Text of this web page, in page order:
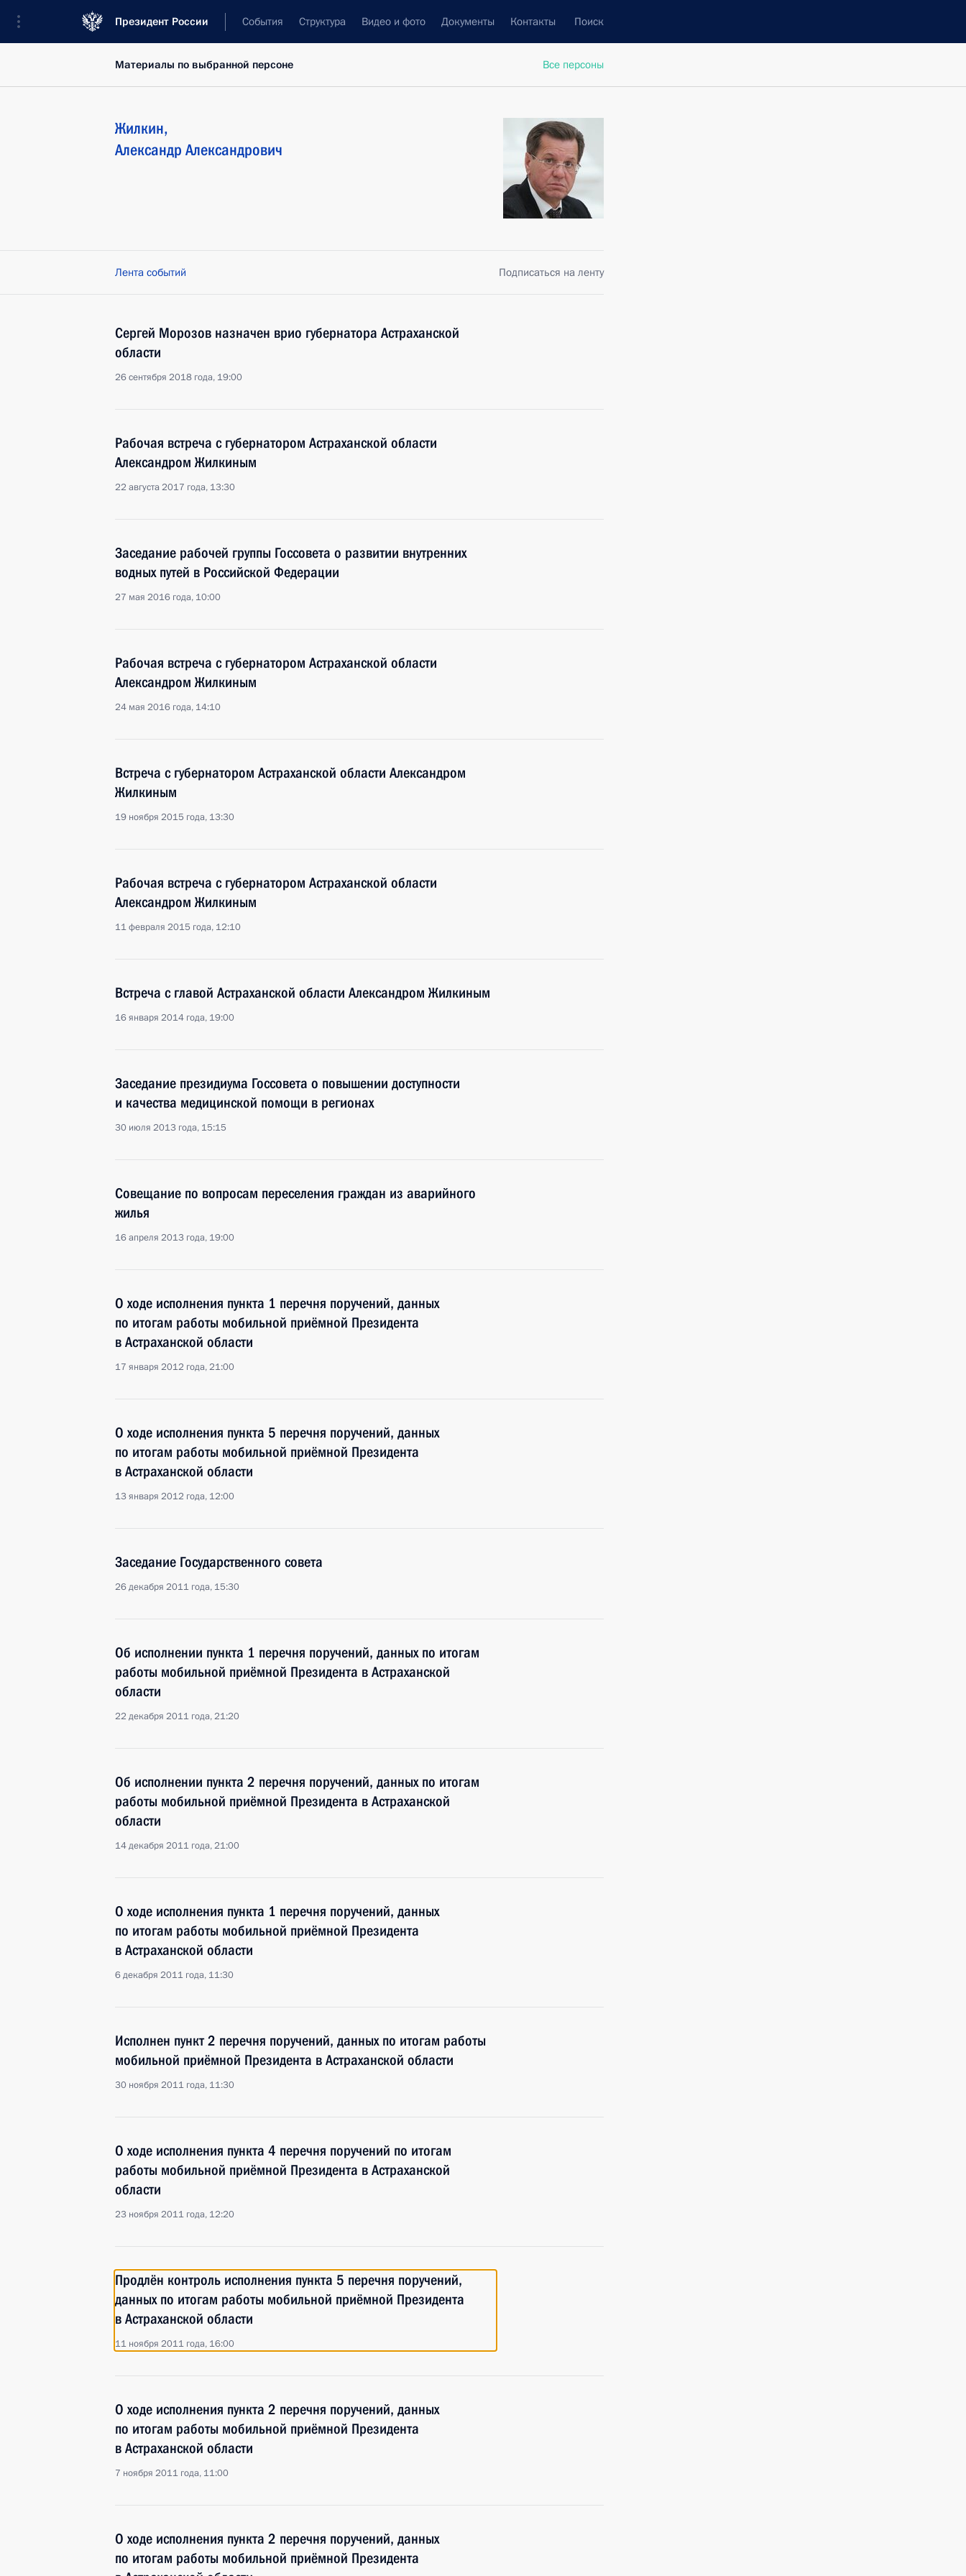
Президент России События Структура Видео и фото Документы Контакты Поиск
Все персоны
Материалы по выбранной персоне
Жилкин,
Александр Александрович
Лента событий Подписаться на ленту
Сергей Морозов назначен врио губернатора Астраханской
области
26 сентября 2018 года, 19:00
Рабочая встреча с губернатором Астраханской области
Александром Жилкиным
22 августа 2017 года, 13:30
Заседание рабочей группы Госсовета о развитии внутренних
водных путей в Российской Федерации
27 мая 2016 года, 10:00
Рабочая встреча с губернатором Астраханской области
Александром Жилкиным
24 мая 2016 года, 14:10
Встреча с губернатором Астраханской области Александром
Жилкиным
19 ноября 2015 года, 13:30
Рабочая встреча с губернатором Астраханской области
Александром Жилкиным
11 февраля 2015 года, 12:10
Встреча с главой Астраханской области Александром Жилкиным
16 января 2014 года, 19:00
Заседание президиума Госсовета о повышении доступности
и качества медицинской помощи в регионах
30 июля 2013 года, 15:15
Совещание по вопросам переселения граждан из аварийного
жилья
16 апреля 2013 года, 19:00
О ходе исполнения пункта 1 перечня поручений, данных
по итогам работы мобильной приёмной Президента
в Астраханской области
17 января 2012 года, 21:00
О ходе исполнения пункта 5 перечня поручений, данных
по итогам работы мобильной приёмной Президента
в Астраханской области
13 января 2012 года, 12:00
Заседание Государственного совета
26 декабря 2011 года, 15:30
Об исполнении пункта 1 перечня поручений, данных по итогам
работы мобильной приёмной Президента в Астраханской
области
22 декабря 2011 года, 21:20
Об исполнении пункта 2 перечня поручений, данных по итогам
работы мобильной приёмной Президента в Астраханской
области
14 декабря 2011 года, 21:00
О ходе исполнения пункта 1 перечня поручений, данных
по итогам работы мобильной приёмной Президента
в Астраханской области
6 декабря 2011 года, 11:30
Исполнен пункт 2 перечня поручений, данных по итогам работы
мобильной приёмной Президента в Астраханской области
30 ноября 2011 года, 11:30
О ходе исполнения пункта 4 перечня поручений по итогам
работы мобильной приёмной Президента в Астраханской
области
23 ноября 2011 года, 12:20
Продлён контроль исполнения пункта 5 перечня поручений,
данных по итогам работы мобильной приёмной Президента
в Астраханской области
11 ноября 2011 года, 16:00
О ходе исполнения пункта 2 перечня поручений, данных
по итогам работы мобильной приёмной Президента
в Астраханской области
7 ноября 2011 года, 11:00
О ходе исполнения пункта 2 перечня поручений, данных
по итогам работы мобильной приёмной Президента